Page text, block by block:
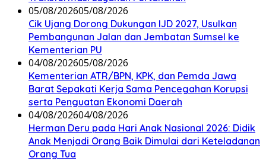
05/08/202605/08/2026
Cik Ujang Dorong Dukungan IJD 2027, Usulkan
Pembangunan Jalan dan Jembatan Sumsel ke
Kementerian PU
04/08/202605/08/2026
Kementerian ATR/BPN, KPK, dan Pemda Jawa
Barat Sepakati Kerja Sama Pencegahan Korupsi
serta Penguatan Ekonomi Daerah
04/08/202604/08/2026
Herman Deru pada Hari Anak Nasional 2026: Didik
Anak Menjadi Orang Baik Dimulai dari Keteladanan
Orang Tua